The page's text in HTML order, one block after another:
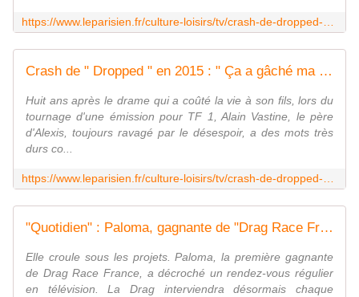
Crash de " Dropped " en 2015 : " Ça a gâché ma vie ", accuse le père du boxeur décédé Alexis Vastine
Huit ans après le drame qui a coûté la vie à son fils, lors du
tournage d'une émission pour TF 1, Alain Vastine, le père
d'Alexis, toujours ravagé par le désespoir, a des mots très
durs co...
"Quotidien" : Paloma, gagnante de "Drag Race France" , intègre l'émission de TMC chaque vendredi
Elle croule sous les projets. Paloma, la première gagnante
de Drag Race France, a décroché un rendez-vous régulier
en télévision. La Drag interviendra désormais chaque